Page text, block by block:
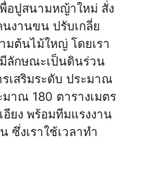
อปูสนามหญ้าใหม่ สั่ง
งานขน ปรับเกลี่ย
มต้นไม้ใหญ่ โดยเรา
ลักษณะเป็นดินร่วน
เสริมระดับ ประมาณ
าณ 180 ตารางเมตร
ยง พร้อมทีมแรงงาน
ซึ่งเราใช้เวลาทำ